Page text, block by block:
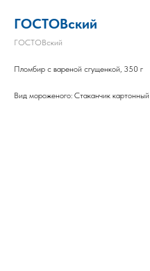
ГОСТОВский
ГОСТОВский
Пломбир с вареной сгущенкой, 350 г
Вид мороженого: Стаканчик картонный